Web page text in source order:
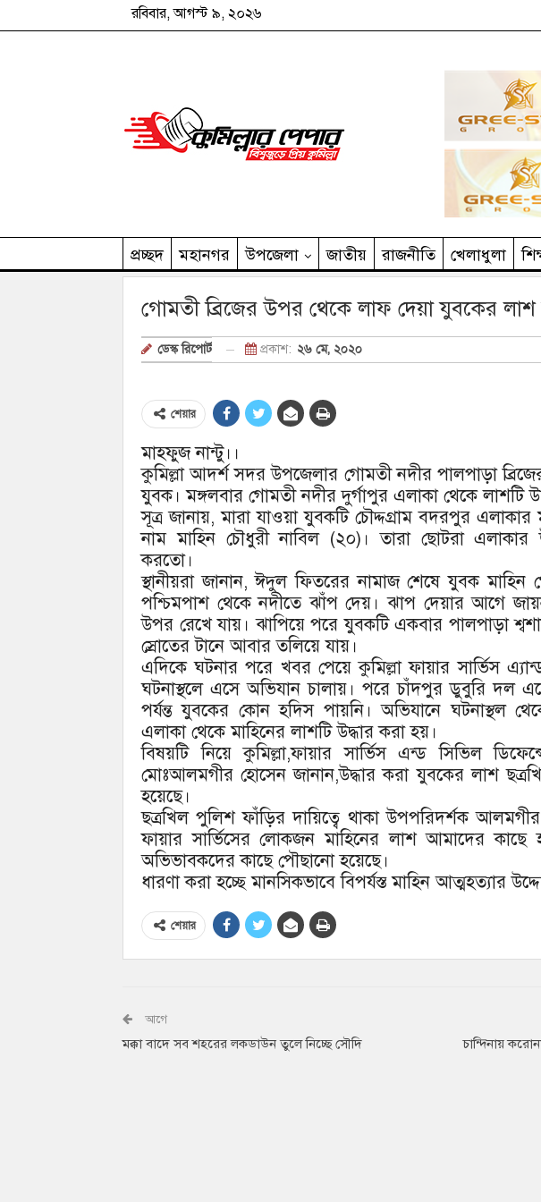
রবিবার, আগস্ট ৯, ২০২৬
প্রচ্ছদ মহানগর উপজেলা জাতীয় রাজনীতি খেলাধুলা
গোমতী ব্রিজের উপর থেকে লাফ দেয়া যুবকের লাশ
ডেস্ক রিপোর্ট প্রকাশ: ২৬ মে, ২০২০
শেয়ার
মাহফুজ নান্টু।।
কুমিল্লা আদর্শ সদর উপজেলার গোমতী নদীর পালপাড়া
যুবক। মঙ্গলবার গোমতী নদীর দুর্গাপুর এলাকা থেকে লাশটি
সূত্র জানায়, মারা যাওয়া যুবকটি চৌদ্দগ্রাম বদরপুর
নাম মাহিন চৌধুরী নাবিল (২০)। তারা ছোটরা
করতো।
স্থানীয়রা জানান, ঈদুল ফিতরের নামাজ শেষে যুবক মাহিন
পশ্চিমপাশ থেকে নদীতে ঝাঁপ দেয়। ঝাপ দেয়ার আগে
উপর রেখে যায়। ঝাপিয়ে পরে যুবকটি একবার পালপাড়া
স্রোতের টানে আবার তলিয়ে যায়।
এদিকে ঘটনার পরে খবর পেয়ে কুমিল্লা ফায়ার সার্ভিস
ঘটনাস্থলে এসে অভিযান চালায়। পরে চাঁদপুর ডুবুরি দল
পর্যন্ত যুবকের কোন হদিস পায়নি। অভিযানে ঘটনাস্থল
এলাকা থেকে মাহিনের লাশটি উদ্ধার করা হয়।
বিষয়টি নিয়ে কুমিল্লা,ফায়ার সার্ভিস এন্ড সিভিল
মোঃআলমগীর হোসেন জানান,উদ্ধার করা যুবকের লাশ
হয়েছে।
ছত্রখিল পুলিশ ফাঁড়ির দায়িত্বে থাকা উপপরিদর্শক
ফায়ার সার্ভিসের লোকজন মাহিনের লাশ আমাদের কাছে
অভিভাবকদের কাছে পৌছানো হয়েছে।
ধারণা করা হচ্ছে মানসিকভাবে বিপর্যস্ত মাহিন আত্মহত্যার
শেয়ার
আগে
মক্কা বাদে সব শহরের লকডাউন তুলে নিচ্ছে সৌদি
চান্দিনায়